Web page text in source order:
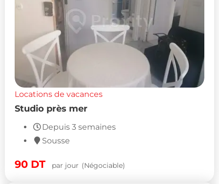
Locations de vacances
Studio près mer
Depuis 3 semaines
Sousse
90 DT par jour (Négociable)